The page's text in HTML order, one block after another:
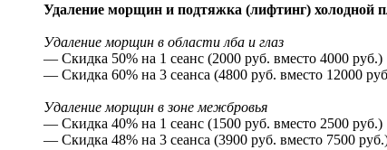
Удаление морщин и подтяжка (лифтинг) холодной
Удаление морщин в области лба и глаз
— Скидка 50% на 1 сеанс (2000 руб. вместо 4000 руб.)
— Скидка 60% на 3 сеанса (4800 руб. вместо 12000
Удаление морщин в зоне межбровья
— Скидка 40% на 1 сеанс (1500 руб. вместо 2500 руб.)
— Скидка 48% на 3 сеанса (3900 руб. вместо 7500